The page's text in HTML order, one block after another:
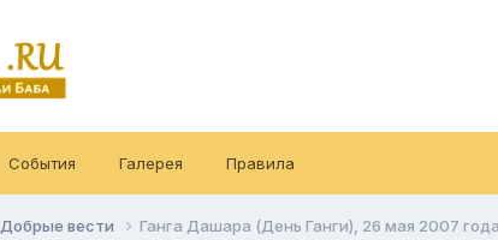
События Галерея Правила
Добрые вести Ганга Дашара (День Ганги), 26 мая 2007 года